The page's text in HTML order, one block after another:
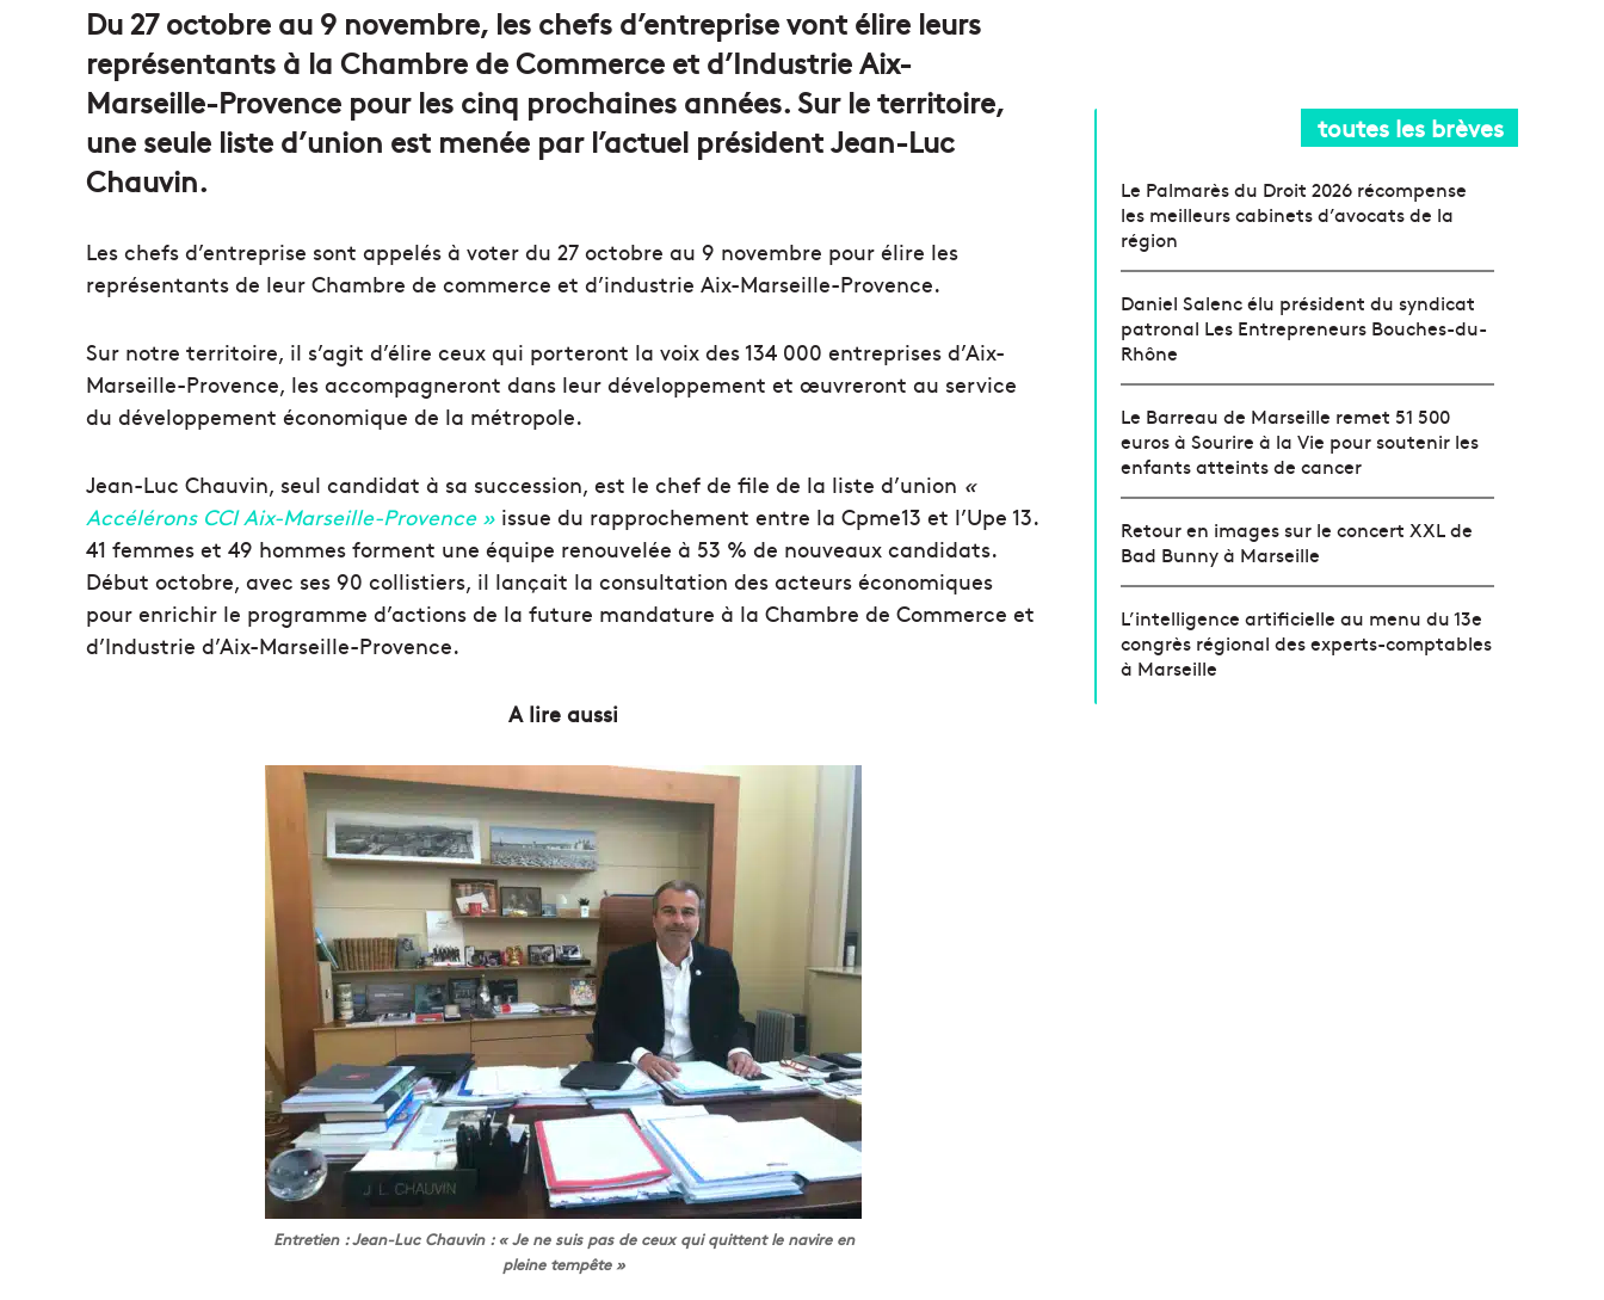
Du 27 octobre au 9 novembre, les chefs d’entreprise vont élire leurs
représentants à la Chambre de Commerce et d’Industrie Aix-
Marseille-Provence pour les cinq prochaines années. Sur le territoire,
une seule liste d’union est menée par l’actuel président Jean-Luc
Chauvin.
Les chefs d’entreprise sont appelés à voter du 27 octobre au 9 novembre pour élire les
représentants de leur Chambre de commerce et d’industrie Aix-Marseille-Provence.
Sur notre territoire, il s’agit d’élire ceux qui porteront la voix des 134 000 entreprises d’Aix-
Marseille-Provence, les accompagneront dans leur développement et œuvreront au service
du développement économique de la métropole.
Jean-Luc Chauvin, seul candidat à sa succession, est le chef de file de la liste d’union «
Accélérons CCI Aix-Marseille-Provence » issue du rapprochement entre la Cpme13 et l’Upe 13.
41 femmes et 49 hommes forment une équipe renouvelée à 53 % de nouveaux candidats.
Début octobre, avec ses 90 collistiers, il lançait la consultation des acteurs économiques
pour enrichir le programme d’actions de la future mandature à la Chambre de Commerce et
d’Industrie d’Aix-Marseille-Provence.
A lire aussi
Entretien : Jean-Luc Chauvin : « Je ne suis pas de ceux qui quittent le navire en
pleine tempête »
toutes les brèves
Le Palmarès du Droit 2026 récompense
les meilleurs cabinets d’avocats de la
région
Daniel Salenc élu président du syndicat
patronal Les Entrepreneurs Bouches-du-
Rhône
Le Barreau de Marseille remet 51 500
euros à Sourire à la Vie pour soutenir les
enfants atteints de cancer
Retour en images sur le concert XXL de
Bad Bunny à Marseille
L’intelligence artificielle au menu du 13e
congrès régional des experts-comptables
à Marseille